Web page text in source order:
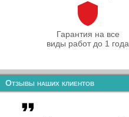
Гарантия на все
виды работ до 1 года
Отзывы наших клиентов